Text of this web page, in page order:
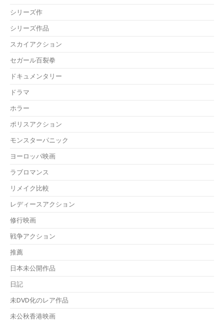
シリーズ作
シリーズ作品
スカイアクション
セガール百裂拳
ドキュメンタリー
ドラマ
ホラー
ポリスアクション
モンスターパニック
ヨーロッパ映画
ラブロマンス
リメイク比較
レディースアクション
修行映画
戦争アクション
推薦
日本未公開作品
日記
未DVD化のレア作品
未公秋香港映画